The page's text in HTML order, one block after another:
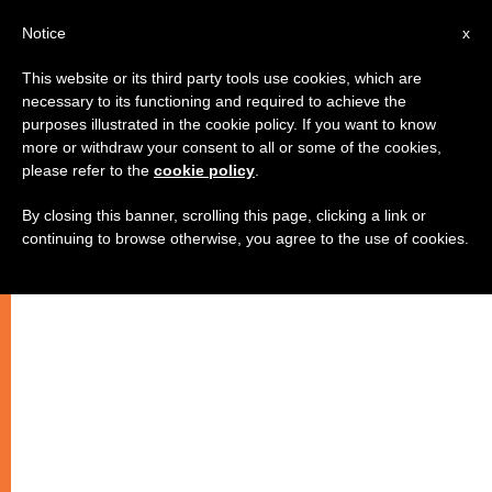
البابا: من يحب لا يخاف
–
x
Notice
This website or its third party tools use cookies, which are
necessary to its functioning and required to achieve the
purposes illustrated in the cookie policy. If you want to know
more or withdraw your consent to all or some of the cookies,
please refer to the cookie policy
By closing this banner, scrolling this page, clicking a link or
continuing to browse otherwise, you agree to the use of cookies.